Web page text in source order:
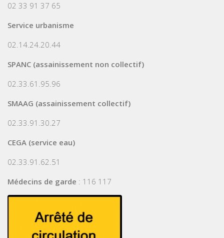
02 33 91 37 65
Service urbanisme
02.14.24.20.44
SPANC (assainissement non collectif)
02.33.61.95.96
SMAAG (assainissement collectif)
02.33.91.30.27
CEGA (service eau)
02.33.91.62.51
Médecins de garde : 116 117